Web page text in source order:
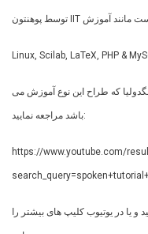
Linux, Scilab, LaTeX, PHP &
که طراح این نوع آموزش می
باشد مراجعه نمایید:
https://www.youtube.com/
و یا در یوتیوب کلیپ های بیشتر را